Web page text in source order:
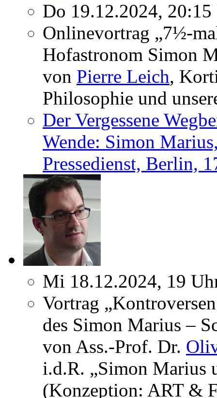
Do 19.12.2024,
Onlinevortrag „7½-
Hofastronom Simon
von Pierre Leich,
Philosophie und
Der Vergessene
Wende: Simon
Pressedienst, Berlin,
Mi 18.12.2024, 19
Vortrag
des Simon Marius –
von Ass.-Prof. Dr.
i.d.R. „Simon Marius
(Konzeption: ART &